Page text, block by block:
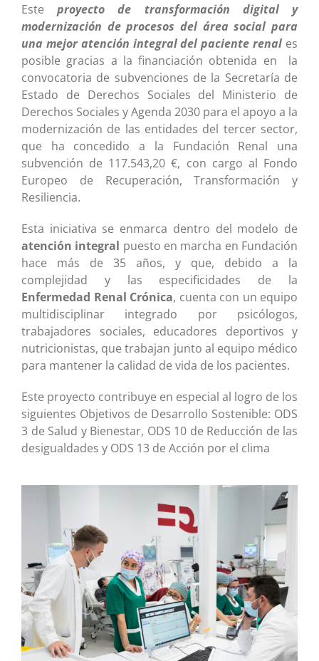
Esteproyecto de transformación digital y
modernización de procesos del área social para
una mejor atención integral del paciente renal es
posible gracias a la financiación obtenida en la
convocatoria de subvenciones de la Secretaría de
Estado de Derechos Sociales del Ministerio de
Derechos Sociales y Agenda 2030 para el apoyo a la
modernización de las entidades del tercer sector,
que ha concedido a la Fundación Renal una
subvención de 117.543,20 €, con cargo al Fondo
Europeo de Recuperación, Transformación y
Resiliencia.
Esta iniciativa se enmarca dentro del modelo de
atención integral puesto en marcha en Fundación
hace más de 35 años, y que, debido a la
complejidad y las especificidades de la
Enfermedad Renal Crónica, cuenta con un equipo
multidisciplinar integrado por psicólogos,
trabajadores sociales, educadores deportivos y
nutricionistas, que trabajan junto al equipo médico
para mantener la calidad de vida de los pacientes.
Este proyecto contribuye en especial al logro de los
siguientes Objetivos de Desarrollo Sostenible: ODS
3 de Salud y Bienestar, ODS 10 de Reducción de las
desigualdades y ODS 13 de Acción por el clima